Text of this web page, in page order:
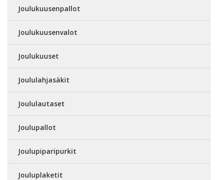
Joulukuusenpallot
Joulukuusenvalot
Joulukuuset
Joululahjasäkit
Joululautaset
Joulupallot
Joulupiparipurkit
Jouluplaketit